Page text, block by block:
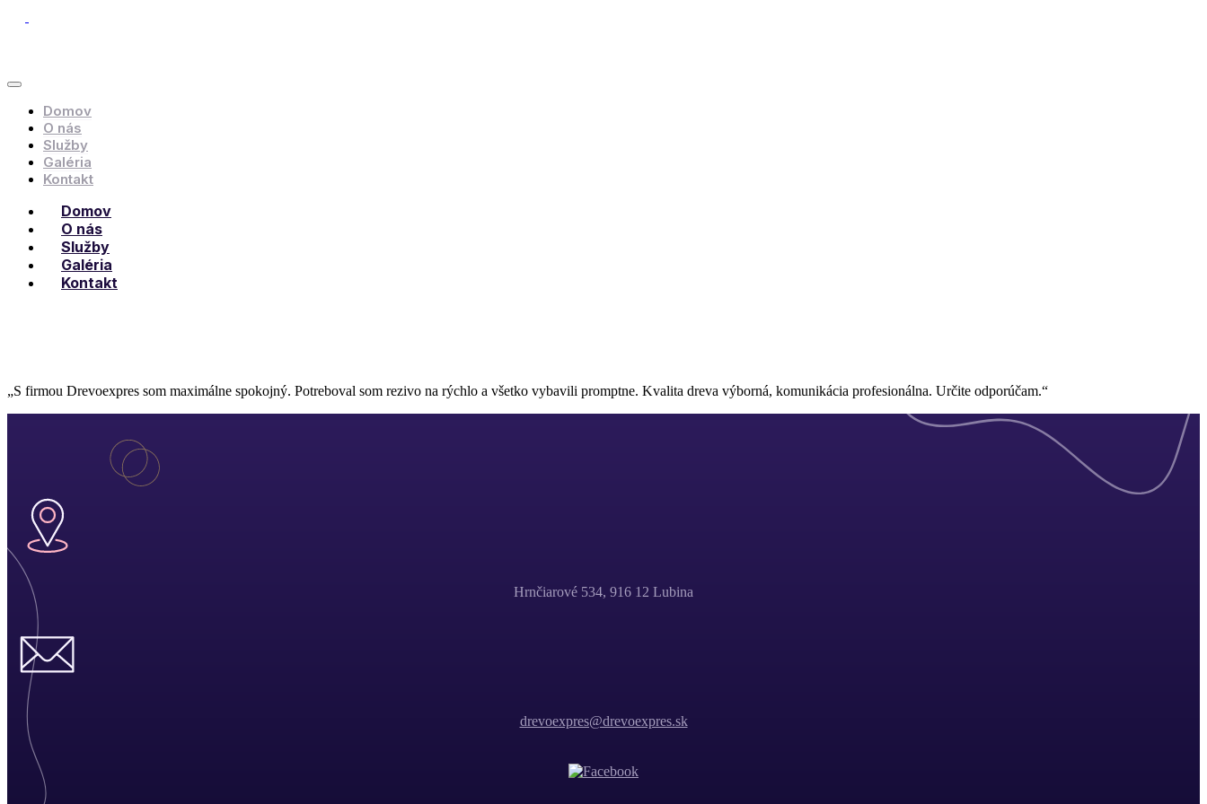
Domov
O nás
Služby
Galéria
Kontakt
Domov
O nás
Služby
Galéria
Kontakt
„S firmou Drevoexpres som maximálne spokojný. Potreboval som rezivo na rýchlo a všetko vybavili promptne. Kvalita dreva výborná, komunikácia profesionálna. Určite odporúčam.“
Hrnčiarové 534, 916 12 Lubina
drevoexpres@drevoexpres.sk